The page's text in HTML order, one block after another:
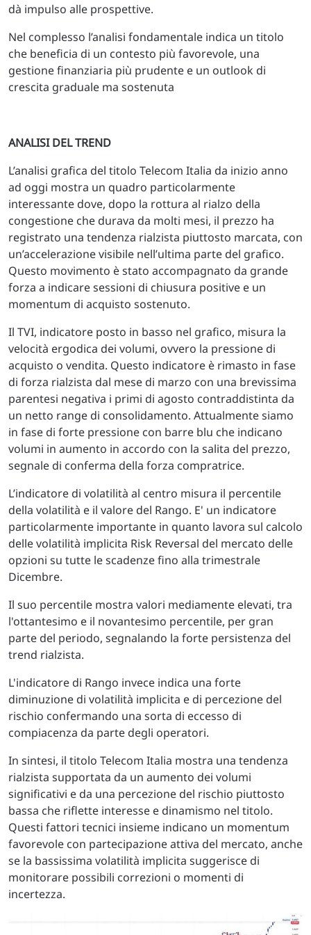
dà impulso alle prospettive.
Nel complesso l’analisi fondamentale indica un titolo
che beneficia di un contesto più favorevole, una
gestione finanziaria più prudente e un outlook di
crescita graduale ma sostenuta
ANALISI DEL TREND
L’analisi grafica del titolo Telecom Italia da inizio anno
ad oggi mostra un quadro particolarmente
interessante dove, dopo la rottura al rialzo della
congestione che durava da molti mesi, il prezzo ha
registrato una tendenza rialzista piuttosto marcata, con
un’accelerazione visibile nell’ultima parte del grafico.
Questo movimento è stato accompagnato da grande
forza a indicare sessioni di chiusura positive e un
momentum di acquisto sostenuto.
Il TVI, indicatore posto in basso nel grafico, misura la
velocità ergodica dei volumi, ovvero la pressione di
acquisto o vendita. Questo indicatore è rimasto in fase
di forza rialzista dal mese di marzo con una brevissima
parentesi negativa i primi di agosto contraddistinta da
un netto range di consolidamento. Attualmente siamo
in fase di forte pressione con barre blu che indicano
volumi in aumento in accordo con la salita del prezzo,
segnale di conferma della forza compratrice.
L’indicatore di volatilità al centro misura il percentile
della volatilità e il valore del Rango. E' un indicatore
particolarmente importante in quanto lavora sul calcolo
delle volatilità implicita Risk Reversal del mercato delle
opzioni su tutte le scadenze fino alla trimestrale
Dicembre.
Il suo percentile mostra valori mediamente elevati, tra
l'ottantesimo e il novantesimo percentile, per gran
parte del periodo, segnalando la forte persistenza del
trend rialzista.
L'indicatore di Rango invece indica una forte
diminuzione di volatilità implicita e di percezione del
rischio confermando una sorta di eccesso di
compiacenza da parte degli operatori.
In sintesi, il titolo Telecom Italia mostra una tendenza
rialzista supportata da un aumento dei volumi
significativi e da una percezione del rischio piuttosto
bassa che riflette interesse e dinamismo nel titolo.
Questi fattori tecnici insieme indicano un momentum
favorevole con partecipazione attiva del mercato, anche
se la bassissima volatilità implicita suggerisce di
monitorare possibili correzioni o momenti di
incertezza.